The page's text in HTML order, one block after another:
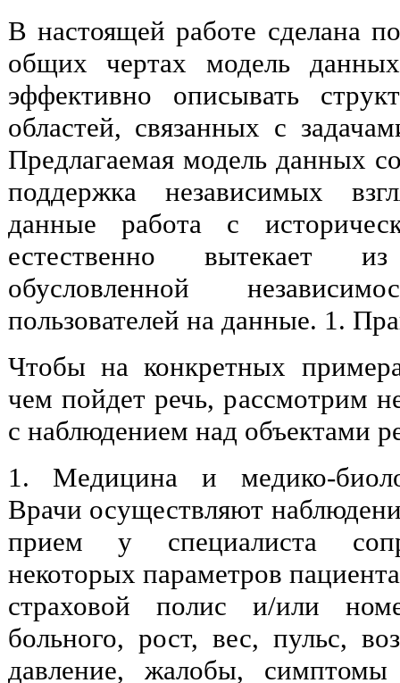
В настоящей работе сделана
общих чертах модель
эффективно описывать
областей, связанных с
Предлагаемая модель данных
поддержка независимых
данные работа с
естественно вытекает
обусловленной
пользователей на данные. 1.
Чтобы на конкретных
чем пойдет речь, рассмотрим
с наблюдением над объектами
1. Медицина и медико-
Врачи осуществляют
прием у специалиста
некоторых параметров
страховой полис и/или
больного, рост, вес, пульс,
давление, жалобы,